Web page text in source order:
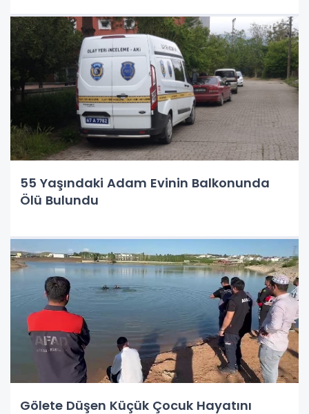
55 Yaşındaki Adam Evinin Balkonunda
Ölü Bulundu
Gölete Düşen Küçük Çocuk Hayatını